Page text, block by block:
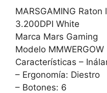
MARSGAMING Raton
3.200DPI White
Marca Mars Gaming
Modelo MMWERGOW
Características –
– Ergonomía: Diestro
– Botones: 6